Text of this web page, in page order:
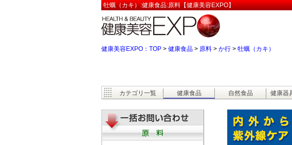
牡蠣（カキ）:健康食品:原料【健康美容EXPO】
健康美容EXPO：TOP > 健康食品 > 原料 > か行 > 牡蠣（カキ）
カテゴリ一覧 健康食品 自然食品 健康器